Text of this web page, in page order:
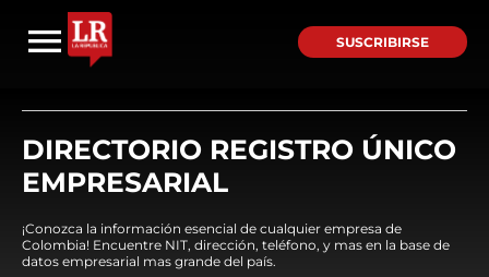
SUSCRIBIRSE
DIRECTORIO REGISTRO ÚNICO
EMPRESARIAL
¡Conozca la información esencial de cualquier empresa de
Colombia! Encuentre NIT, dirección, teléfono, y mas en la base de
datos empresarial mas grande del país.